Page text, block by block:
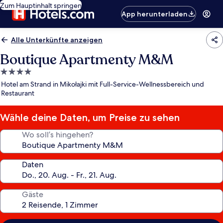
Zum Hauptinhalt springen
App herunterladen
Alle Unterkünfte anzeigen
Boutique Apartmenty M&M
4.0-
Sterne-
Unterkunft
Hotel am Strand in Mikołajki mit Full-Service-Wellnessbereich und
Restaurant
Wähle deine Daten, um Preise zu sehen
Wo soll’s hingehen?
Daten
Gäste